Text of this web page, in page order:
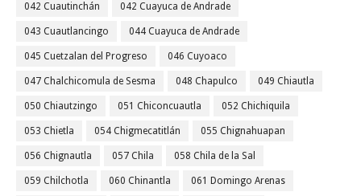
042 Cuautinchán 042 Cuayuca de Andrade
043 Cuautlancingo 044 Cuayuca de Andrade
045 Cuetzalan del Progreso 046 Cuyoaco
047 Chalchicomula de Sesma 048 Chapulco 049 Chiautla
050 Chiautzingo 051 Chiconcuautla 052 Chichiquila
053 Chietla 054 Chigmecatitlán 055 Chignahuapan
056 Chignautla 057 Chila 058 Chila de la Sal
059 Chilchotla 060 Chinantla 061 Domingo Arenas